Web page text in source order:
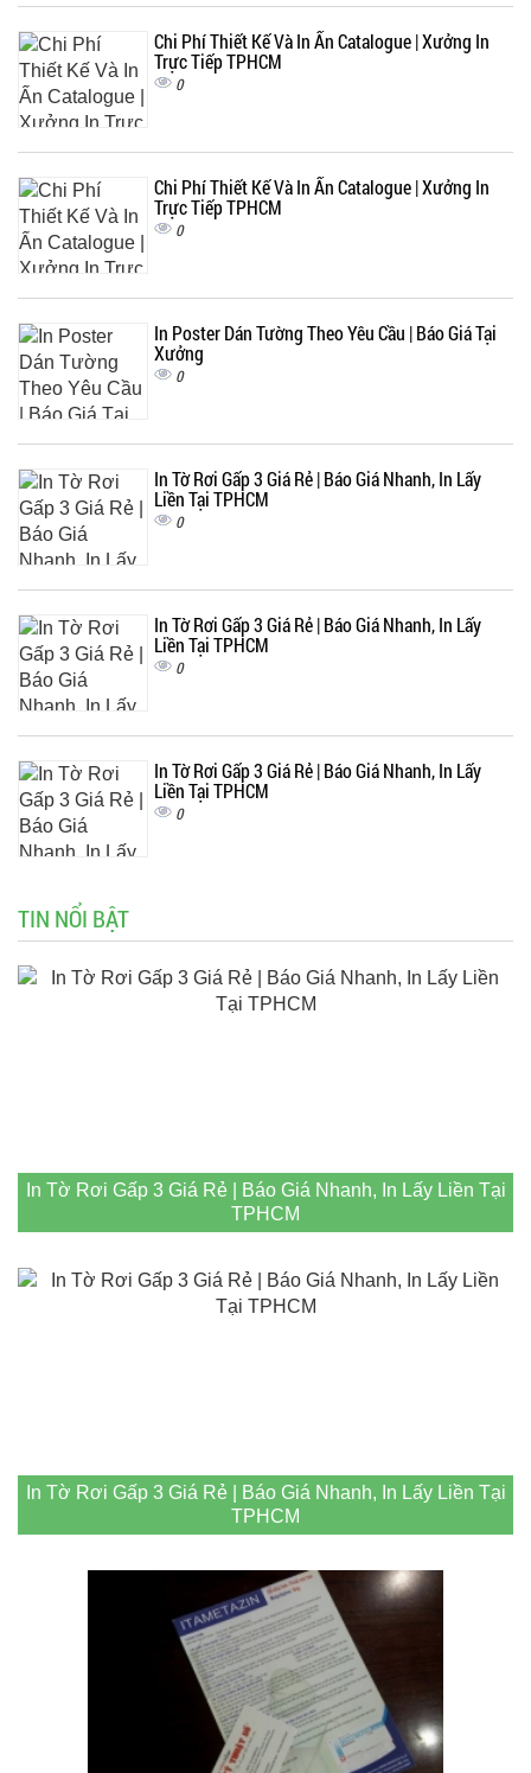
Chi Phí Thiết Kế Và In Ấn Catalogue | Xưởng In
Trực Tiếp TPHCM
0
Chi Phí Thiết Kế Và In Ấn Catalogue | Xưởng In
Trực Tiếp TPHCM
0
In Poster Dán Tường Theo Yêu Cầu | Báo Giá Tại
Xưởng
0
In Tờ Rơi Gấp 3 Giá Rẻ | Báo Giá Nhanh, In Lấy
Liền Tại TPHCM
0
In Tờ Rơi Gấp 3 Giá Rẻ | Báo Giá Nhanh, In Lấy
Liền Tại TPHCM
0
In Tờ Rơi Gấp 3 Giá Rẻ | Báo Giá Nhanh, In Lấy
Liền Tại TPHCM
0
TIN NỔI BẬT
In Tờ Rơi Gấp 3 Giá Rẻ | Báo Giá Nhanh, In Lấy Liền Tại
TPHCM
In Tờ Rơi Gấp 3 Giá Rẻ | Báo Giá Nhanh, In Lấy Liền Tại
TPHCM